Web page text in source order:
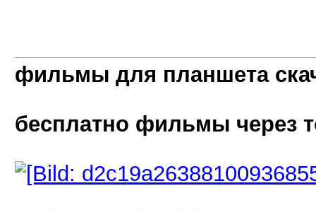
фильмы для планшета
бесплатно фильмы через